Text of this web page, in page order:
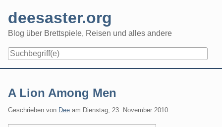
content
deesaster.org
Blog über Brettspiele, Reisen und alles andere
A Lion Among Men
Geschrieben von Dee am Dienstag, 23. November 2010